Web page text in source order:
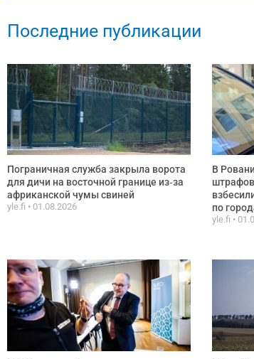
Последние публикации
Пограничная служба закрыла ворота
для дичи на восточной границе из‑за
африканской чумы свиней
yle.fi 01.08.2026
В
по
yle.fi